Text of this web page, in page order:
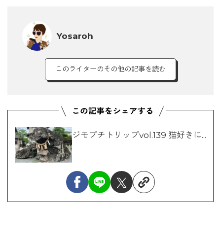
Yosaroh
このライターのその他の記事を読む
ジモプチトリップvol.139 猫好きに...